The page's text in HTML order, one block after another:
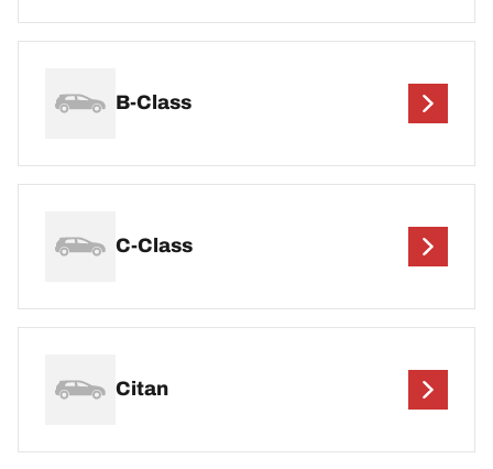
B-Class
C-Class
Citan